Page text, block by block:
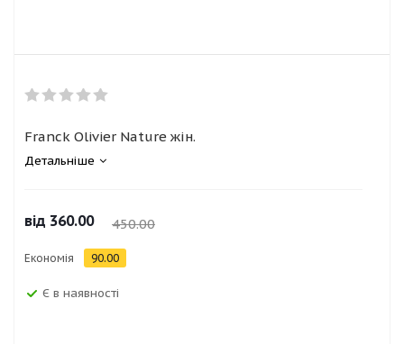
Franck Olivier Nature жін.
Детальніше
від 360.00 450.00
Економія 90.00
Є в наявності